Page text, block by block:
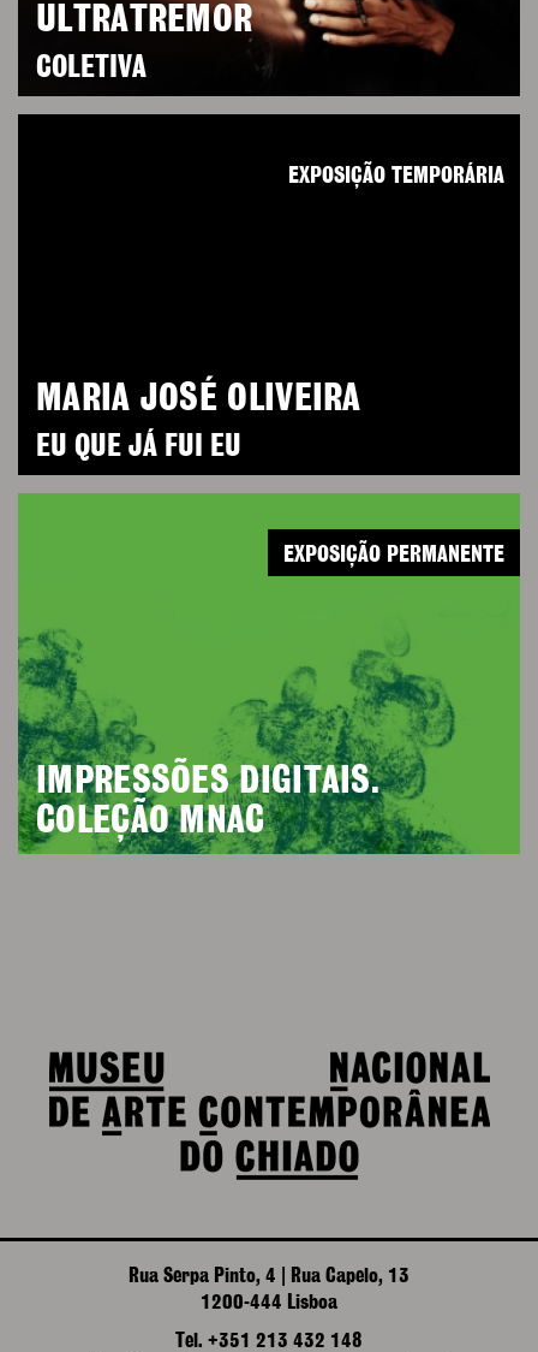
ULTRATREMOR
COLETIVA
MARIA JOSÉ OLIVEIRA
EU QUE JÁ FUI EU
EXPOSIÇÃO TEMPORÁRIA
IMPRESSÕES DIGITAIS.
COLEÇÃO MNAC
EXPOSIÇÃO PERMANENTE
Rua Serpa Pinto, 4 | Rua Capelo, 13
1200-444 Lisboa
Tel. +351 213 432 148